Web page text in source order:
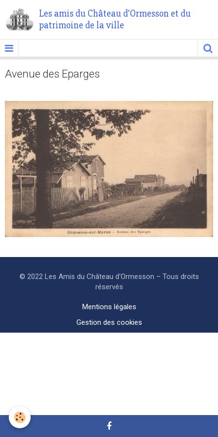
Les amis du Château d'Ormesson et du
patrimoine de la ville
Avenue des Eparges
© 2022 Les Amis du Château d'Ormesson – Tous droits
réservés
Mentions légales
Gestion des cookies